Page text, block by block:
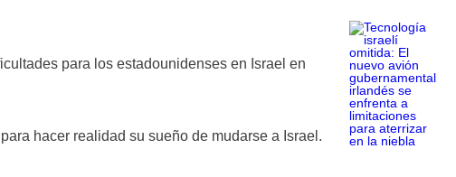
para los estadounidenses en Israel en
hacer realidad su sueño de mudarse a Israel.